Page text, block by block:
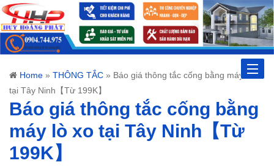
Toggle
Home » THÔNG TẮC » Báo giá thông tắc cống bằng máy lò xo
tại Tây Ninh【Từ 199K】
Báo giá thông tắc cống bằng
máy lò xo tại Tây Ninh【Từ
199K】